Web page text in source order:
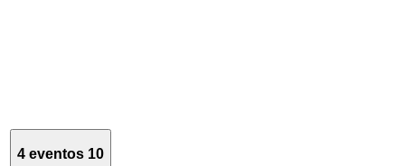
4 eventos 10